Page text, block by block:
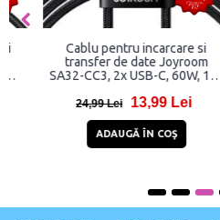
Cablu pentru incarcare si
transfer de date Joyroom
SA32-CC3, 2x USB-C, 60W, 1m,
24,99 Lei 13,99 Lei
ADAUGĂ ÎN COŞ